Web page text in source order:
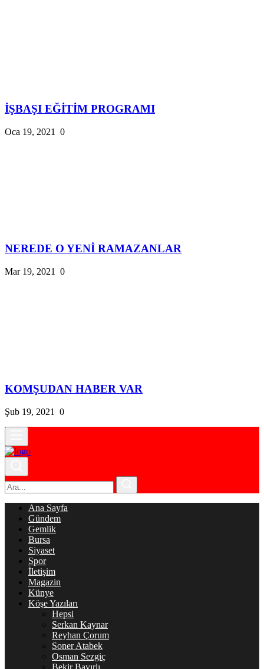
İŞBAŞI EĞİTİM PROGRAMI
Oca 19, 2021 0
NEREDE O YENİ RAMAZANLAR
Mar 19, 2021 0
KOMŞUDAN HABER VAR
Şub 19, 2021 0
Ana Sayfa
Gündem
Gemlik
Bursa
Siyaset
Spor
İletişim
Magazin
Künye
Köşe Yazıları
Hepsi
Serkan Kaynar
Reyhan Çorum
Soner Atabek
Osman Sezgiç
Bekir Bayırlı